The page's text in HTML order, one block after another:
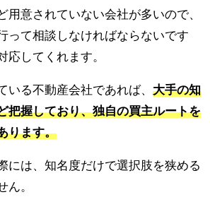
用意されていない会社が多いので、
って相談しなければならないです
応してくれます。
いる不動産会社であれば、 大手の知
把握しており、独自の買主ルートを
ります。
には、知名度だけで選択肢を狭める
ん。